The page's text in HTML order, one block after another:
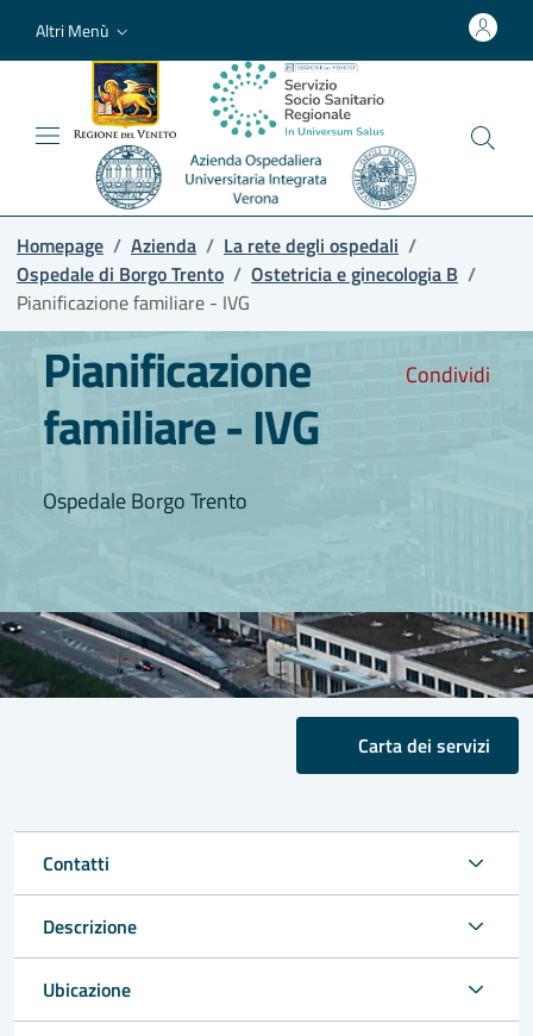
Altri Menù
Homepage / Azienda / La rete degli ospedali /
Ospedale di Borgo Trento / Ostetricia e ginecologia B /
Pianificazione familiare - IVG
Condividi
Pianificazione
familiare - IVG
Ospedale Borgo Trento
Carta dei servizi
Contatti
Descrizione
Ubicazione